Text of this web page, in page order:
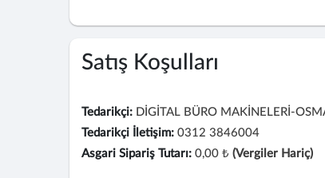
Satış Koşulları
Tedarikçi: DİGİTAL BÜRO MAKİNELERİ-
Tedarikçi İletişim: 0312 3846004
Asgari Sipariş Tutarı: 0,00 ₺ (Vergiler Hariç)